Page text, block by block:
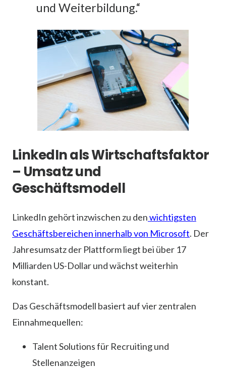
und Weiterbildung.“
LinkedIn als Wirtschaftsfaktor
– Umsatz und
Geschäftsmodell
LinkedIn gehört inzwischen zu denwichtigsten
Geschäftsbereichen innerhalb von Microsoft. Der
Jahresumsatz der Plattform liegt bei über 17
Milliarden US-Dollar und wächst weiterhin
konstant.
Das Geschäftsmodell basiert auf vier zentralen
Einnahmequellen:
Talent Solutions für Recruiting und
Stellenanzeigen